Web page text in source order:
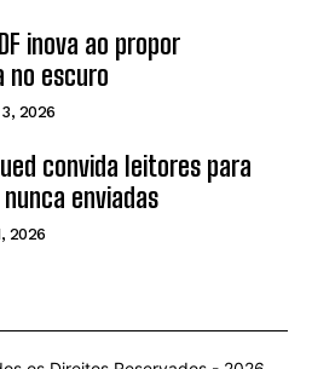
inova ao propor
no escuro
2026
convida leitores para
enviadas
2026